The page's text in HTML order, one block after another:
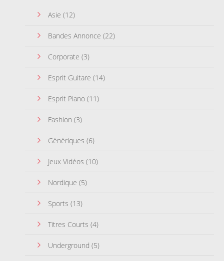
Asie (12)
Bandes Annonce (22)
Corporate (3)
Esprit Guitare (14)
Esprit Piano (11)
Fashion (3)
Génériques (6)
Jeux Vidéos (10)
Nordique (5)
Sports (13)
Titres Courts (4)
Underground (5)